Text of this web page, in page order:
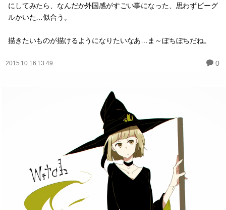
にしてみたら、なんだか外国感がすごい事になった、思わずビーグ
ルかいた…似合う。
描きたいものが描けるようになりたいなあ…ま～ぼちぼちだね。
2015.10.16 13:49 0